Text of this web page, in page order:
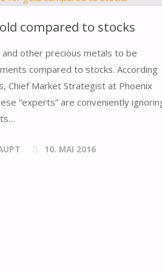
compared to stocks
other precious metals to be
compared to stocks. According
Chief Market Strategist at Phoenix
“experts” are conveniently
10. MAI 2016